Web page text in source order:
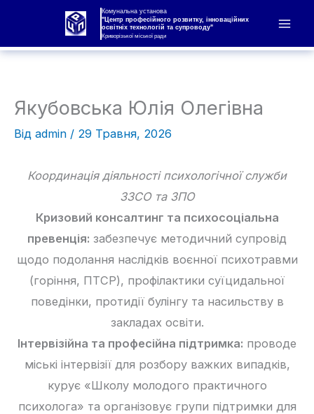
вмісту
Комунальна установа
"Центр професійного розвитку, інноваційних
освітніх технологій та супроводу"
Криворізької міської ради
Якубовська Юлія Олегівна
Від admin / 29 Травня, 2026
Координація діяльності психологічної служби
ЗЗСО та ЗПО
Кризовий консалтинг та психосоціальна
превенція: забезпечує методичний супровід
щодо подолання наслідків воєнної психотравми
(горіння, ПТСР), профілактики суїцидальної
поведінки, протидії булінгу та насильству в
закладах освіти.
Інтервізійна та професійна підтримка: проводе
міські інтервізії для розбору важких випадків,
курує «Школу молодого практичного
психолога» та організовує групи підтримки для